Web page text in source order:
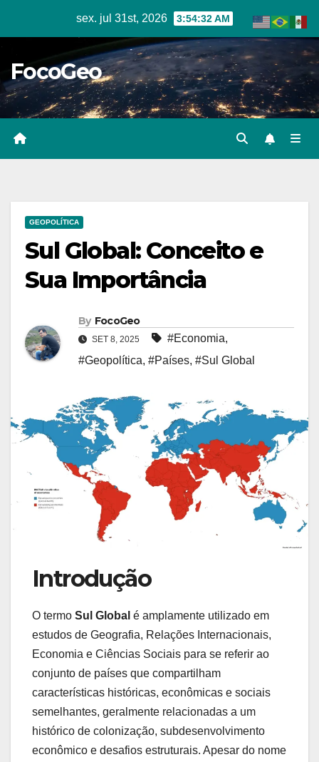
sex. jul 31st, 2026 3:54:33 AM
FocoGeo
GEOPOLÍTICA
Sul Global: Conceito e
Sua Importância
By FocoGeo
SET 8, 2025 #Economia,
#Geopolítica, #Países, #Sul Global
Introdução
O termo Sul Global é amplamente utilizado em
estudos de Geografia, Relações Internacionais,
Economia e Ciências Sociais para se referir ao
conjunto de países que compartilham
características históricas, econômicas e sociais
semelhantes, geralmente relacionadas a um
histórico de colonização, subdesenvolvimento
econômico e desafios estruturais. Apesar do nome